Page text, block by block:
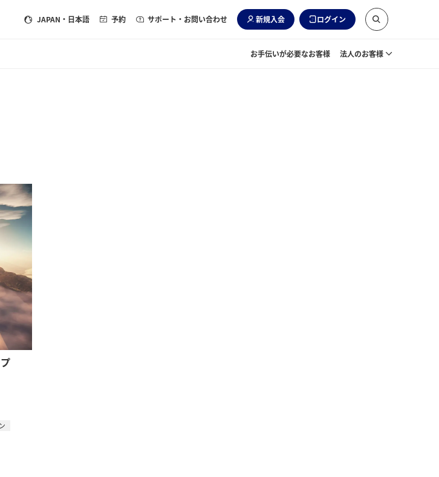
JAPAN ・日本語 予約 サポート・お問い合わせ 新規入会 ログイン
お手伝いが必要なお客様 法人のお客様